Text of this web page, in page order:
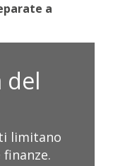
a
del
limitano